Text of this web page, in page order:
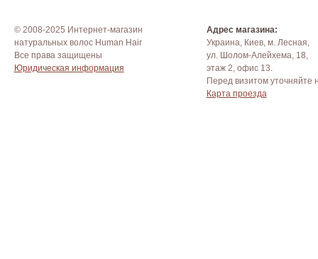
© 2008-2025 Интернет-магазин
натуральных волос Human Hair
Все права защищены
Юридическая информация
Адрес магазина:
Украина, Киев, м. Лесная,
ул. Шолом-Алейхема, 18,
этаж 2, офис 13.
Перед визитом уточняйте
Карта проезда